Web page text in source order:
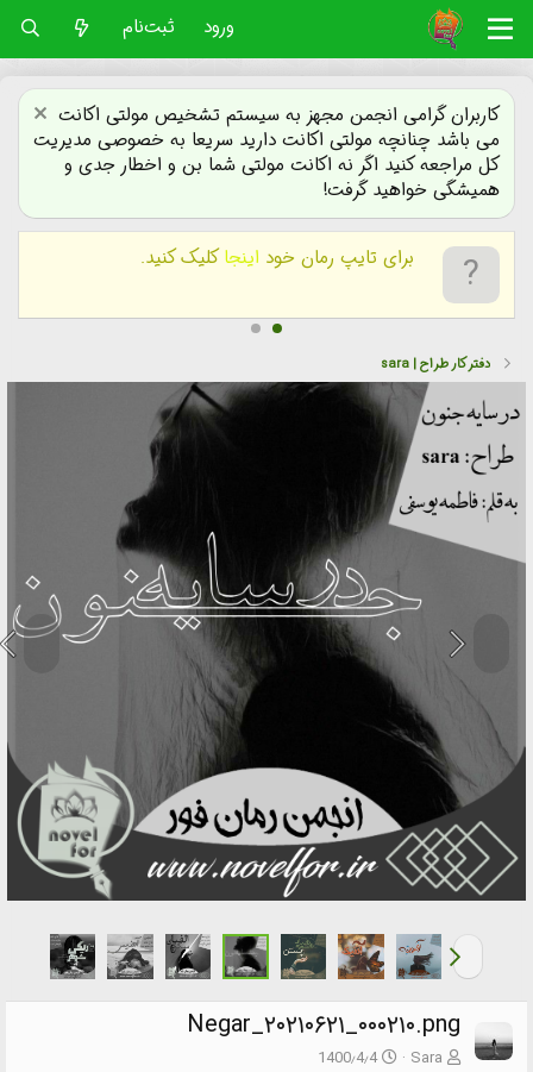
ورود ثبت‌نام
کاربران گرامی انجمن مجهز به سیستم تشخیص مولتی اکانت
می باشد چنانچه مولتی اکانت دارید سریعا به خصوصی مدیریت
کل مراجعه کنید اگر نه اکانت مولتی شما بن و اخطار جدی و
همیشگی خواهید گرفت!
برای تایپ رمان خوداینجاکلیک کنید.
دفتر کار طراح | sara
Negar_۲۰۲۱۰۶۲۱_۰۰۰۲۱۰.png
Sara
1400٫4٫4